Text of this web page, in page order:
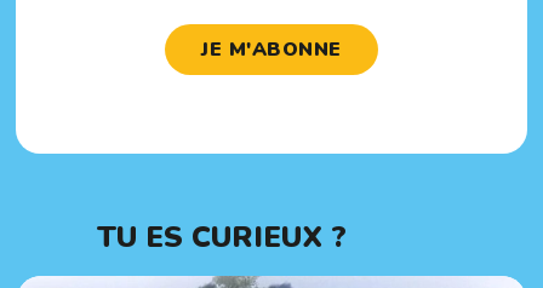
JE M'ABONNE
TU ES CURIEUX ?